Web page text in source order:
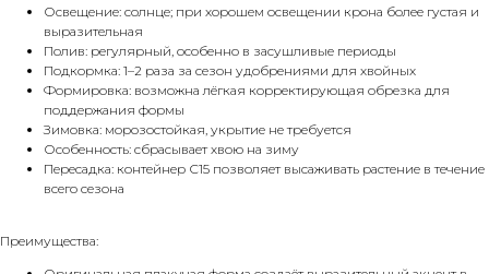
Освещение: солнце; при хорошем освещении крона более густая и
выразительная
Полив: регулярный, особенно в засушливые периоды
Подкормка: 1–2 раза за сезон удобрениями для хвойных
Формировка: возможна лёгкая корректирующая обрезка для
поддержания формы
Зимовка: морозостойкая, укрытие не требуется
Особенность: сбрасывает хвою на зиму
Пересадка: контейнер С15 позволяет высаживать растение в течение
всего сезона
Преимущества: